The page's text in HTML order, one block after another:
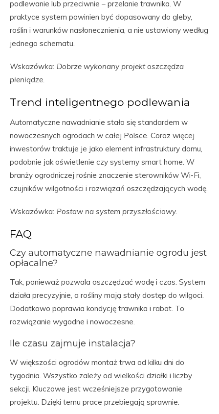
podlewanie lub przeciwnie – przelanie trawnika. W
praktyce system powinien być dopasowany do gleby,
roślin i warunków nasłonecznienia, a nie ustawiony według
jednego schematu.
Wskazówka: Dobrze wykonany projekt oszczędza
pieniądze.
Trend inteligentnego podlewania
Automatyczne nawadnianie stało się standardem w
nowoczesnych ogrodach w całej Polsce. Coraz więcej
inwestorów traktuje je jako element infrastruktury domu,
podobnie jak oświetlenie czy systemy smart home. W
branży ogrodniczej rośnie znaczenie sterowników Wi-Fi,
czujników wilgotności i rozwiązań oszczędzających wodę.
Wskazówka: Postaw na system przyszłościowy.
FAQ
Czy automatyczne nawadnianie ogrodu jest
opłacalne?
Tak, ponieważ pozwala oszczędzać wodę i czas. System
działa precyzyjnie, a rośliny mają stały dostęp do wilgoci.
Dodatkowo poprawia kondycję trawnika i rabat. To
rozwiązanie wygodne i nowoczesne.
Ile czasu zajmuje instalacja?
W większości ogrodów montaż trwa od kilku dni do
tygodnia. Wszystko zależy od wielkości działki i liczby
sekcji. Kluczowe jest wcześniejsze przygotowanie
projektu. Dzięki temu prace przebiegają sprawnie.